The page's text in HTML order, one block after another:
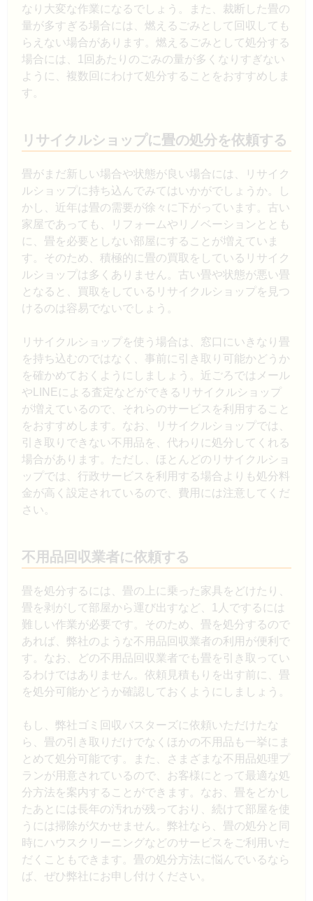
なり大変な作業になるでしょう。また、裁断した畳の
量が多すぎる場合には、燃えるごみとして回収しても
らえない場合があります。燃えるごみとして処分する
場合には、1回あたりのごみの量が多くなりすぎない
ように、複数回にわけて処分することをおすすめしま
す。
リサイクルショップに畳の処分を依頼する
畳がまだ新しい場合や状態が良い場合には、リサイク
ルショップに持ち込んでみてはいかがでしょうか。し
かし、近年は畳の需要が徐々に下がっています。古い
家屋であっても、リフォームやリノベーションととも
に、畳を必要としない部屋にすることが増えていま
す。そのため、積極的に畳の買取をしているリサイク
ルショップは多くありません。古い畳や状態が悪い畳
となると、買取をしているリサイクルショップを見つ
けるのは容易でないでしょう。
リサイクルショップを使う場合は、窓口にいきなり畳
を持ち込むのではなく、事前に引き取り可能かどうか
を確かめておくようにしましょう。近ごろではメール
やLINEによる査定などができるリサイクルショップ
が増えているので、それらのサービスを利用すること
をおすすめします。なお、リサイクルショップでは、
引き取りできない不用品を、代わりに処分してくれる
場合があります。ただし、ほとんどのリサイクルショ
ップでは、行政サービスを利用する場合よりも処分料
金が高く設定されているので、費用には注意してくだ
さい。
不用品回収業者に依頼する
畳を処分するには、畳の上に乗った家具をどけたり、
畳を剥がして部屋から運び出すなど、1人でするには
難しい作業が必要です。そのため、畳を処分するので
あれば、弊社のような不用品回収業者の利用が便利で
す。なお、どの不用品回収業者でも畳を引き取ってい
るわけではありません。依頼見積もりを出す前に、畳
を処分可能かどうか確認しておくようにしましょう。
もし、弊社ゴミ回収バスターズに依頼いただけたな
ら、畳の引き取りだけでなくほかの不用品も一挙にま
とめて処分可能です。また、さまざまな不用品処理プ
ランが用意されているので、お客様にとって最適な処
分方法を案内することができます。なお、畳をどかし
たあとには長年の汚れが残っており、続けて部屋を使
うには掃除が欠かせません。弊社なら、畳の処分と同
時にハウスクリーニングなどのサービスをご利用いた
だくこともできます。畳の処分方法に悩んでいるなら
ば、ぜひ弊社にお申し付けください。